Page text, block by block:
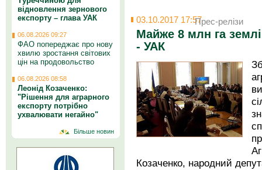
03.10.2017 17:57Прес-релізи
Майже 8 млн га
- УАК
Козаченко, народний
відновлення зернового
експорту – глава УАК
06.08.2026 09:27
ФАО попереджає про нову
хвилю зростання світових
цін на продовольство
06.08.2026 08:58
Леонід Козаченко:
"Рішення для аграрного
експорту потрібно
ухвалювати негайно"
Більше новин